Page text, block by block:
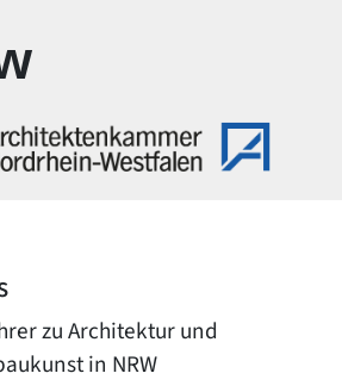
zu Architektur und
in NRW